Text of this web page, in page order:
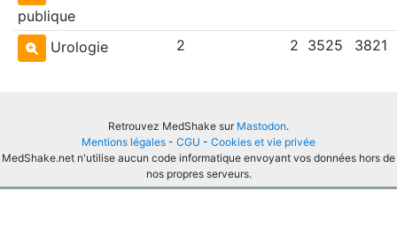
publique
Urologie 2 2 3525 3821
Retrouvez MedShake sur Mastodon.
Mentions légales - CGU - Cookies et vie privée
MedShake.net n'utilise aucun code informatique envoyant vos données hors de
nos propres serveurs.